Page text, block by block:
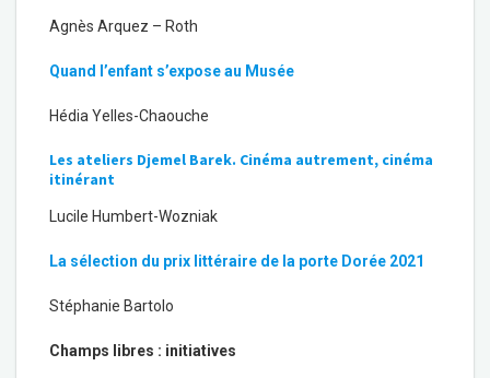
Agnès Arquez – Roth
Quand l’enfant s’expose au Musée
Hédia Yelles-Chaouche
Les ateliers Djemel Barek. Cinéma autrement, cinéma
itinérant
Lucile Humbert-Wozniak
La sélection du prix littéraire de la porte Dorée 2021
Stéphanie Bartolo
Champs libres : initiatives